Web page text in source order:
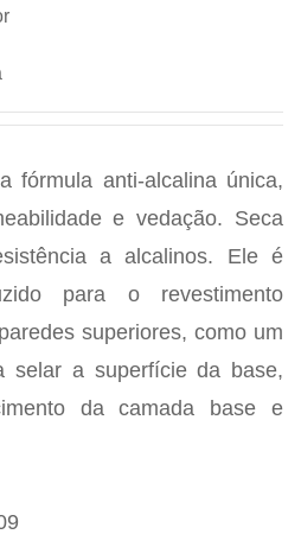
fórmula anti-alcalina única,
e vedação. Seca
a alcalinos. Ele é
para o revestimento
superiores, como um
selar a superfície da base,
da camada base e